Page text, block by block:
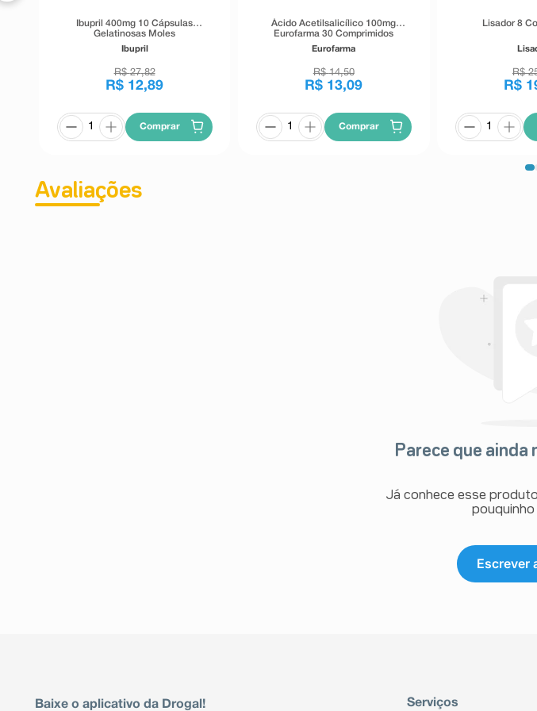
Ibupril 400mg 10 Cápsulas
Gelatinosas Moles
Ibupril
R$ 27,82
R$ 12,89
Comprar
Ácido Acetilsalicílico 100mg
Eurofarma 30 Comprimidos
Revestidos de Liberação
Retardada
Eurofarma
R$ 14,50
R$ 13,09
Comprar
R$
R$
Avaliações
Parece que ainda
Já conhece esse
pouquinho
Escrever
Baixe o aplicativo da Drogal! Serviços